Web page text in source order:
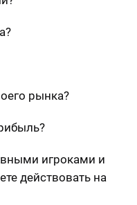
рынка?
игроками и
действовать на